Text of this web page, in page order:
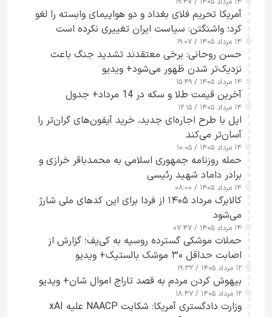
آمریکا تحریم فلای بغداد و دو هواپیمای وابسته را لغو
کرد؛ واشنگتن: سیاست ایران تغییری نکرده است
۱۴ مرداد ۱۴۰۵ / ۱۹:۰۷
حسن روحانی: برخی معتقدند تشدید جنگ باعث
نزدیک‌تر شدن ظهور می‌شود+ ویدیو
۱۴ مرداد ۱۴۰۵ / ۱۵:۴۹
آخرین قیمت طلا و سکه در 14 مرداد+ جدول
۱۴ مرداد ۱۴۰۵ / ۱۲:۱۵
اپل با طرح اجاره‌ای جدید، خرید آیفون‌های گران‌تر را
آسان‌تر می‌کند
۱۴ مرداد ۱۴۰۵ / ۱۰:۰۵
حمله روزنامه جمهوری اسلامی به محمدباقر خرازی و
برادر داماد شهید رئیسی
۱۴ مرداد ۱۴۰۵ / ۰۸:۰۰
کالابرگ مرداد ۱۴۰۵ از فردا برای این کدهای ملی شارژ
می‌شود
۱۴ مرداد ۱۴۰۵ / ۰۷:۴۷
حملات موشکی گسترده روسیه به کی‌یف؛ گزارش از
اصابت حداقل ۳۰ موشک بالستیک+ ویدیو
۱۲ مرداد ۱۴۰۵ / ۱۹:۳۲
بیهوش کردن مردم به قصد تاراج اموال شان+ ویدیو
۱۲ مرداد ۱۴۰۵ / ۱۸:۴۷
وزارت دادگستری آمریکا: شکایت NAACP علیه xAI